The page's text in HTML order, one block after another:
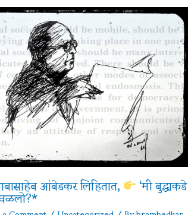
आंबेडकर लिहितात, ‘मी बुद्धाकडे